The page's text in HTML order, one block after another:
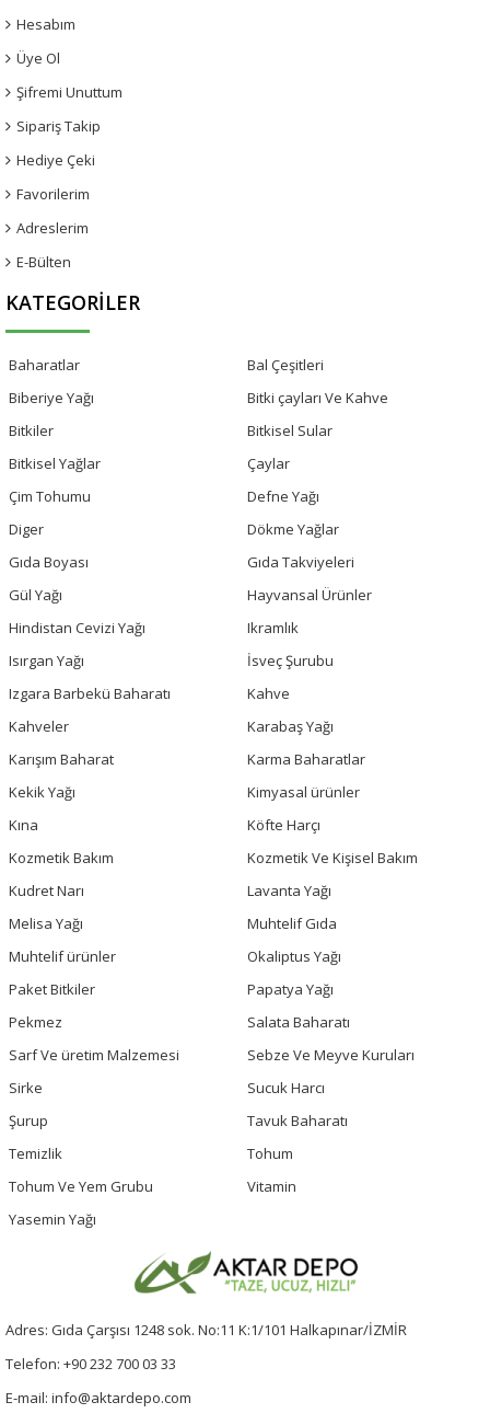
Hesabım
Üye Ol
Şifremi Unuttum
Sipariş Takip
Hediye Çeki
Favorilerim
Adreslerim
E-Bülten
KATEGORILER
Baharatlar
Bal Çeşitleri
Biberiye Yağı
Bitki çayları Ve Kahve
Bitkiler
Bitkisel Sular
Bitkisel Yağlar
Çaylar
Çim Tohumu
Defne Yağı
Diger
Dökme Yağlar
Gıda Boyası
Gıda Takviyeleri
Gül Yağı
Hayvansal Ürünler
Hindistan Cevizi Yağı
Ikramlık
Isırgan Yağı
İsveç Şurubu
Izgara Barbekü Baharatı
Kahve
Kahveler
Karabaş Yağı
Karışım Baharat
Karma Baharatlar
Kekik Yağı
Kimyasal ürünler
Kına
Köfte Harçı
Kozmetik Bakım
Kozmetik Ve Kişisel Bakım
Kudret Narı
Lavanta Yağı
Melisa Yağı
Muhtelif Gıda
Muhtelif ürünler
Okaliptus Yağı
Paket Bitkiler
Papatya Yağı
Pekmez
Salata Baharatı
Sarf Ve üretim Malzemesi
Sebze Ve Meyve Kuruları
Sirke
Sucuk Harcı
Şurup
Tavuk Baharatı
Temizlik
Tohum
Tohum Ve Yem Grubu
Vitamin
Yasemin Yağı
Adres: Gıda Çarşısı 1248 sok. No:11 K:1/101 Halkapınar/İZMİR
Telefon: +90 232 700 03 33
E-mail: info@aktardepo.com